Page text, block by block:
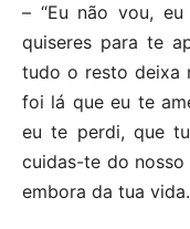
– “Eu não vou,
quiseres para te
tudo o resto deixa
foi lá que eu te
eu te perdi, que
cuidas-te do
embora da tua